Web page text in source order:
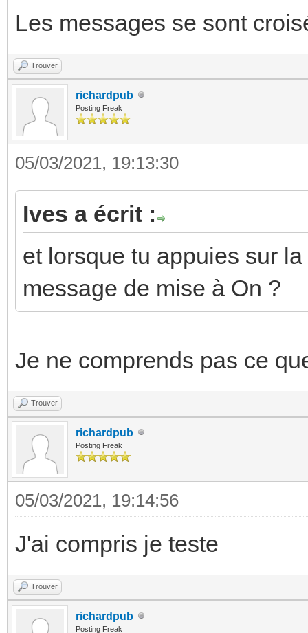
Les messages se sont
Trouver
richardpub
Posting Freak
05/03/2021, 19:13:30
Ives a écrit :
et lorsque tu appuies sur
message de mise à On ?
Je ne comprends pas ce
Trouver
richardpub
Posting Freak
05/03/2021, 19:14:56
J'ai compris je teste
Trouver
richardpub
Posting Freak